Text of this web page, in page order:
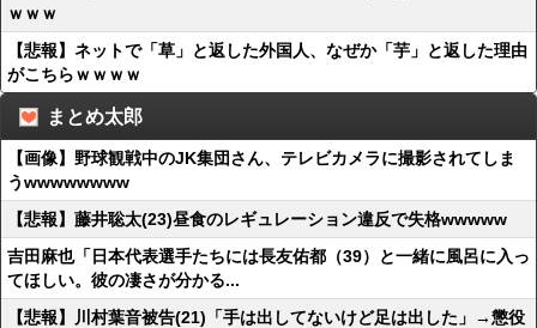
ｗｗｗ
【悲報】ネットで「草」と返した外国人、なぜか「芋」と返した理由
がこちらｗｗｗｗ
まとめ太郎
【画像】野球観戦中のJK集団さん、テレビカメラに撮影されてしま
うwwwwwwww
【悲報】藤井聡太(23)昼食のレギュレーション違反で失格wwwww
吉田麻也「日本代表選手たちには長友佑都（39）と一緒に風呂に入っ
てほしい。彼の凄さが分かる...
【悲報】川村葉音被告(21)「手は出してないけど足は出した」→懲役